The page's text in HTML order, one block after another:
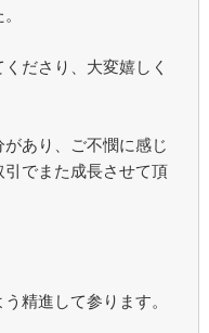
ださり、大変嬉しく
あり、ご不憫に感じ
でまた成長させて頂
精進して参ります。